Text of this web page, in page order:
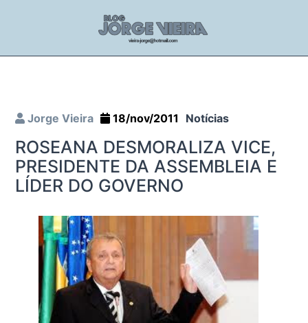
Jorge Vieira 18/nov/2011 Notícias
ROSEANA DESMORALIZA VICE,
PRESIDENTE DA ASSEMBLEIA E
LÍDER DO GOVERNO